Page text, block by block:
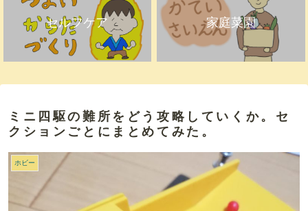
セルフケア 家庭菜園
ミニ四駆の難所をどう攻略していくか。セ
クションごとにまとめてみた。
ホビー